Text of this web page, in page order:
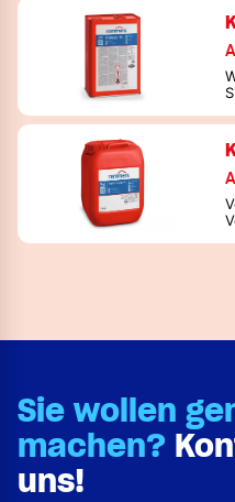
Sie wollen
machen?
uns!